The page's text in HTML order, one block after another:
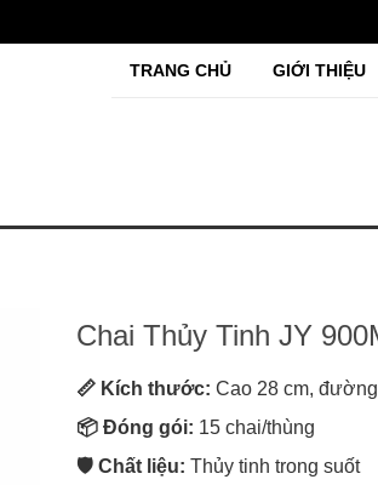
TRANG CHỦ GIỚI THIỆU
Chai Thủy Tinh JY
📏 Kích thước: Cao 28 cm,
📦 Đóng gói: 15 chai/thùng
🛡️ Chất liệu: Thủy tinh trong suốt